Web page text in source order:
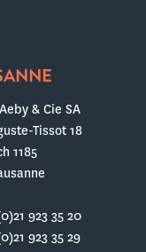
& Cie SA
Tissot 18
1185
923 35 20
923 35 29